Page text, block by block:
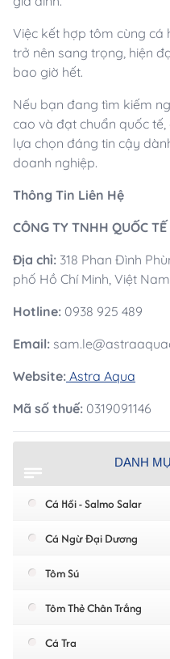
Việc kết hợp tôm cùng cá
trở nên sang trọng, hiện
bao giờ hết.
Nếu bạn đang tìm kiếm
cao và đạt chuẩn quốc
lựa chọn đáng tin cậy
doanh nghiệp.
Thông Tin Liên Hệ
CÔNG TY TNHH QUỐC
Địa chỉ: 318 Phan Đình
phố Hồ Chí Minh, Việt Nam
Hotline: 0938 925 489
Email:
Website: Astra Aqua
Mã số thuế: 0319091146
DANH
Cá Hồi - Salmo Salar
Cá Ngừ Đại Dương
Tôm Sú
Tôm Thẻ Chân Trắng
Cá Tra